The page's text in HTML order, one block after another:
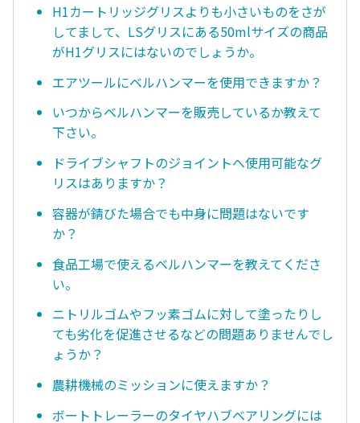
H1カートリッジグリスよりも小さいものをさが
してまして、LSグリスにある50mlサイズの商品
がH1グリスにはないのでしょうか。
エアツールにベルハンマーを使用できますか？
いつからベルハンマーを販売しているか教えて
下さい。
ドライブシャフトのジョイントへ使用可能なグ
リスはありますか？
容器が錆びた場合でも中身に問題はないです
か？
食品工場で使えるベルハンマーを教えてくださ
い。
ニトリルゴムやフッ素ゴムに対して塗ったりし
ても劣化を促進させるなどの問題ありませんでし
ょうか？
農耕機械のミッションに使えますか？
ボートトレーラーのタイヤハブベアリングには